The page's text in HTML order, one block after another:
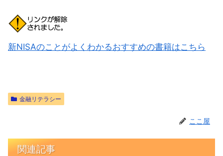
新NISAのことがよくわかるおすすめの書籍はこちら
金融リテラシー
ここ屋
関連記事